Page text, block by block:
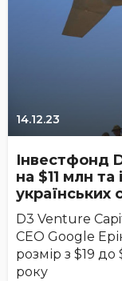
14.12.23
Інвестфонд
на $11 млн та
українських
D3 Venture
CEO Google
розмір з $19
року